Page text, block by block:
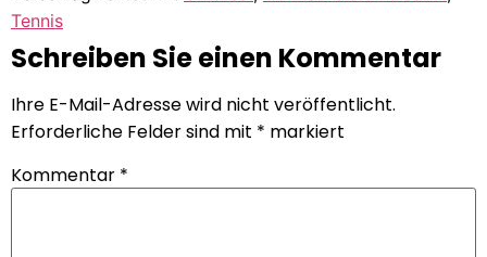
Tennis
Schreiben Sie einen Kommentar
Ihre E-Mail-Adresse wird nicht veröffentlicht.
Erforderliche Felder sind mit * markiert
Kommentar *